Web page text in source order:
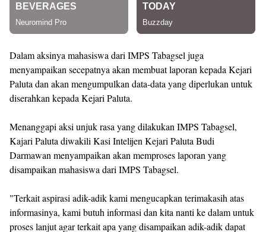
Dalam aksinya mahasiswa dari IMPS Tabagsel juga
menyampaikan secepatnya akan membuat laporan kepada Kejari
Paluta dan akan mengumpulkan data-data yang diperlukan untuk
diserahkan kepada Kejari Paluta.
Menanggapi aksi unjuk rasa yang dilakukan IMPS Tabagsel,
Kajari Paluta diwakili Kasi Intelijen Kejari Paluta Budi
Darmawan menyampaikan akan memproses laporan yang
disampaikan mahasiswa dari IMPS Tabagsel.
"Terkait aspirasi adik-adik kami mengucapkan terimakasih atas
informasinya, kami butuh informasi dan kita nanti ke dalam untuk
proses lanjut agar terkait apa yang disampaikan adik-adik dapat